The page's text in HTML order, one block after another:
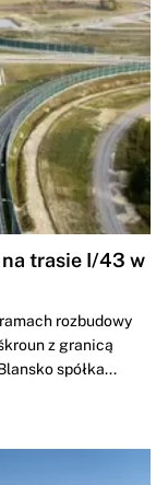
trasie I/43 w
rozbudowy
z granicą
spółka...